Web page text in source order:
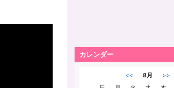
カレンダー
<< 8月
>>